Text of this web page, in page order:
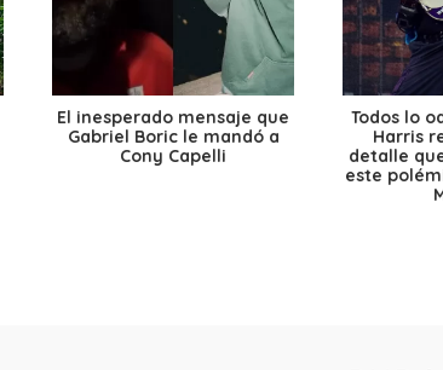
El inesperado mensaje que
Gabriel Boric le mandó a
Cony Capelli
Todos lo
Harris
detalle
este